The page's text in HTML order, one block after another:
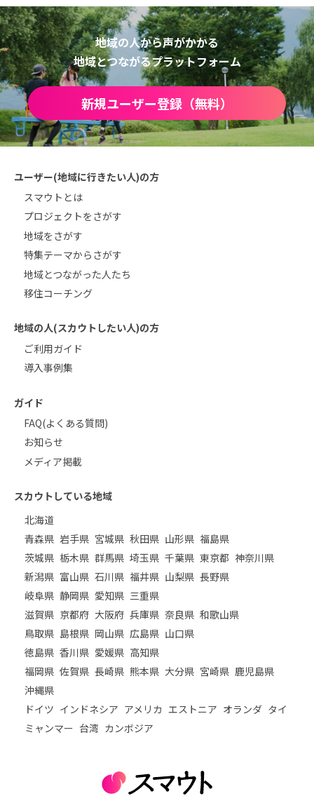
地域の人から声がかかる
地域とつながるプラットフォーム
新規ユーザー登録（無料）
ユーザー(地域に行きたい人)の方
スマウトとは
プロジェクトをさがす
地域をさがす
特集テーマからさがす
地域とつながった人たち
移住コーチング
地域の人(スカウトしたい人)の方
ご利用ガイド
導入事例集
ガイド
FAQ(よくある質問)
お知らせ
メディア掲載
スカウトしている地域
北海道
青森県 岩手県 宮城県 秋田県 山形県 福島県
茨城県 栃木県 群馬県 埼玉県 千葉県 東京都 神奈川県
新潟県 富山県 石川県 福井県 山梨県 長野県
岐阜県 静岡県 愛知県 三重県
滋賀県 京都府 大阪府 兵庫県 奈良県 和歌山県
鳥取県 島根県 岡山県 広島県 山口県
徳島県 香川県 愛媛県 高知県
福岡県 佐賀県 長崎県 熊本県 大分県 宮崎県 鹿児島県
沖縄県
ドイツ インドネシア アメリカ エストニア オランダ タイ
ミャンマー 台湾 カンボジア